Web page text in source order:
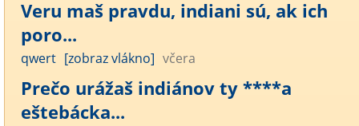
Veru maš pravdu, indiani sú, ak ich
poro...
qwert [zobraz vlákno] včera
Prečo urážaš indiánov ty ****a
eštebácka...